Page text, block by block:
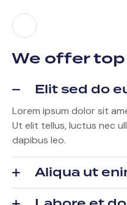
We offer
Elit sed do
Lorem ipsum dolor sit
Ut elit tellus, luctus nec
dapibus leo.
Aliqua ut